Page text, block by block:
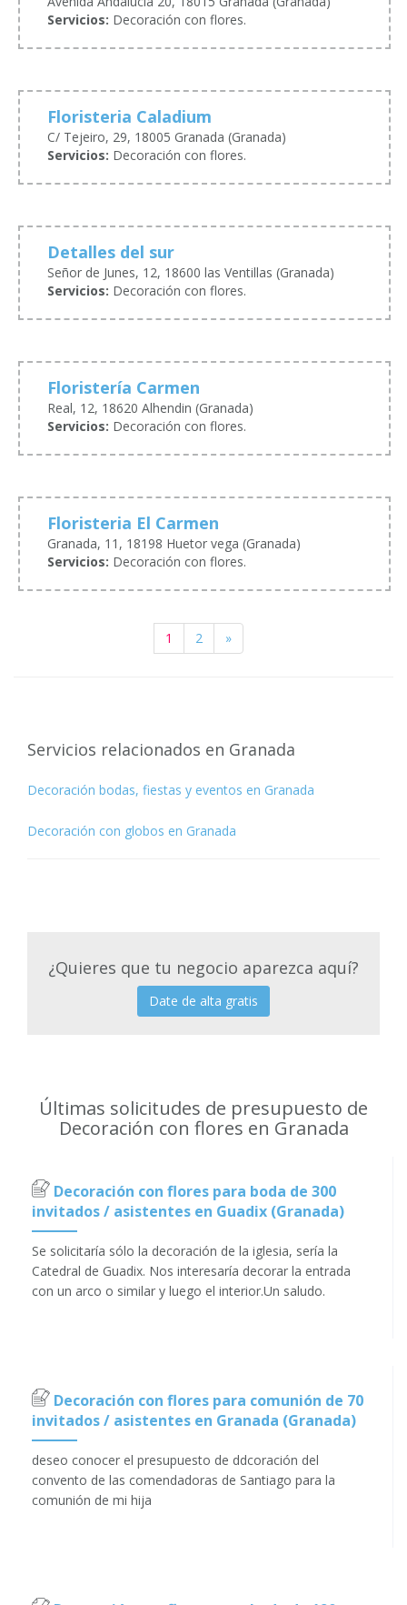
Servicios: Decoración con flores.
Floristeria Caladium
C/ Tejeiro, 29, 18005 Granada (Granada)
Servicios: Decoración con flores.
Detalles del sur
Señor de Junes, 12, 18600 las Ventillas (Granada)
Servicios: Decoración con flores.
Floristería Carmen
Real, 12, 18620 Alhendin (Granada)
Servicios: Decoración con flores.
Floristeria El Carmen
Granada, 11, 18198 Huetor vega (Granada)
Servicios: Decoración con flores.
1 2 »
Servicios relacionados en Granada
Decoración bodas, fiestas y eventos en Granada
Decoración con globos en Granada
¿Quieres que tu negocio aparezca aquí?
Date de alta gratis
Últimas solicitudes de presupuesto de
Decoración con flores en Granada
Decoración con flores para boda de 300
invitados / asistentes en Guadix (Granada)
Se solicitaría sólo la decoración de la iglesia, sería la
Catedral de Guadix. Nos interesaría decorar la entrada
con un arco o similar y luego el interior.Un saludo.
Decoración con flores para comunión de 70
invitados / asistentes en Granada (Granada)
deseo conocer el presupuesto de ddcoración del
convento de las comendadoras de Santiago para la
comunión de mi hija